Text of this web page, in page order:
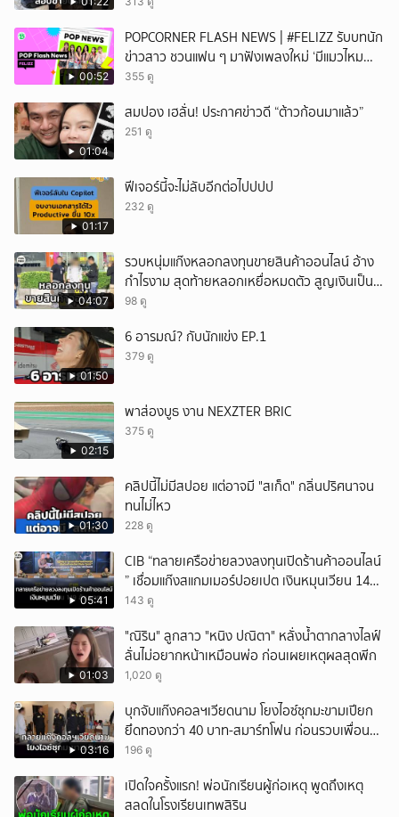
00:52
POPCORNER FLASH NEWS | #FELIZZ รับบทนัก
ข่าวสาว ชวนแฟน ๆ มาฟังเพลงใหม่ ‘มีแมวไหม
(Catch Me If You Can)’
355 ดู
01:04
สมปอง เฮลั่น! ประกาศข่าวดี “ต้าวก้อนมาแล้ว”
251 ดู
01:17
ฟีเจอร์นี้จะไม่ลับอีกต่อไปปปป
232 ดู
04:07
รวบหนุ่มแก๊งหลอกลงทุนขายสินค้าออนไลน์ อ้าง
กำไรงาม สุดท้ายหลอกเหยื่อหมดตัว สูญเงินเป็น
แสนบาท ยังให้การปฏิเสธ
98 ดู
01:50
6 อารมณ์? กับนักแข่ง EP.1
379 ดู
02:15
พาส่องบูธ งาน NEXZTER BRIC
375 ดู
01:30
คลิปนี้ไม่มีสปอย แต่อาจมี "สเก็ด" กลิ่นปริศนาจน
ทนไม่ไหว
228 ดู
05:41
CIB “ทลายเครือข่ายลวงลงทุนเปิดร้านค้าออนไลน์
” เชื่อมแก๊งสแกมเมอร์ปอยเปต เงินหมุนเวียน 149
ล้านบาท
143 ดู
01:03
"ณิริน" ลูกสาว "หนิง ปณิตา" หลั่งน้ำตากลางไลฟ์
ลั่นไม่อยากหน้าเหมือนพ่อ ก่อนเผยเหตุผลสุดพีก
1,020 ดู
03:16
บุกจับแก๊งคอลฯเวียดนาม โยงไอซ์ซุกมะขามเปียก
ยึดทองกว่า 40 บาท-สมาร์ทโฟน ก่อนรวบเพื่อน
ร่วมทีมหอบเงิน 1.5 แสนติดสินบนคาโรงพัก
196 ดู
เปิดใจครั้งแรก! พ่อนักเรียนผู้ก่อเหตุ พูดถึงเหตุ
สลดในโรงเรียนเทพสิริน